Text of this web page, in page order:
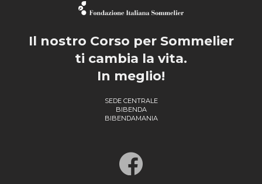
Il nostro Corso per Sommelier
ti cambia la vita.
In meglio!
SEDE CENTRALE
BIBENDA
BIBENDAMANIA